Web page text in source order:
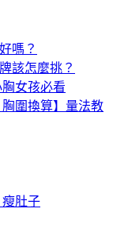
嗎？
該怎麼挑？
胸女孩必看
胸圍換算】量法教
瘦肚子